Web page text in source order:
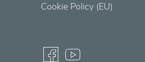
Cookie Policy (EU)